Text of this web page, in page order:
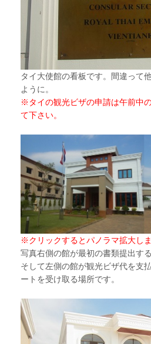
タイ大使館の看板です。間違って
ように。
※タイの観光ビザの申請は午前中
て下さい。
※クリックするとパノラマ拡大しま
写真右側の館が最初の書類提出する
そして左側の館が観光ビザ代を支
ートを受け取る場所です。